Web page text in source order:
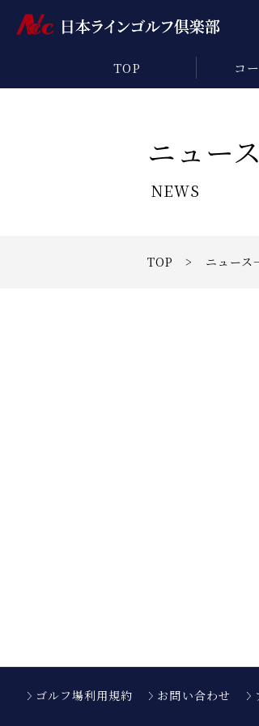
TOP コ
ニュース
NEWS
TOP > ニュース
ゴルフ場利用規約 お問い合わせ